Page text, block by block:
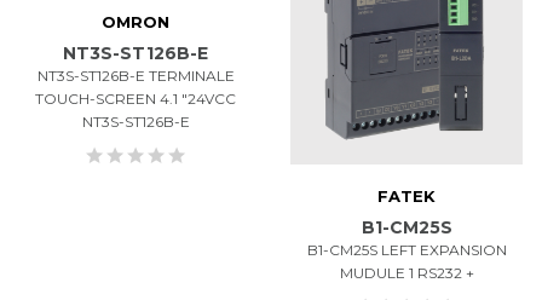
OMRON
NT3S-ST126B-E
NT3S-ST126B-E TERMINALE
TOUCH-SCREEN 4.1 "24VCC
NT3S-ST126B-E
FATEK
B1-CM25S
B1-CM25S LEFT EXPANSION
MUDULE 1 RS232 +